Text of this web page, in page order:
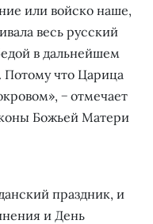
или войско наше,
весь русский
в дальнейшем
Потому что Царица
− отмечает
Божьей Матери
праздник, и
и День